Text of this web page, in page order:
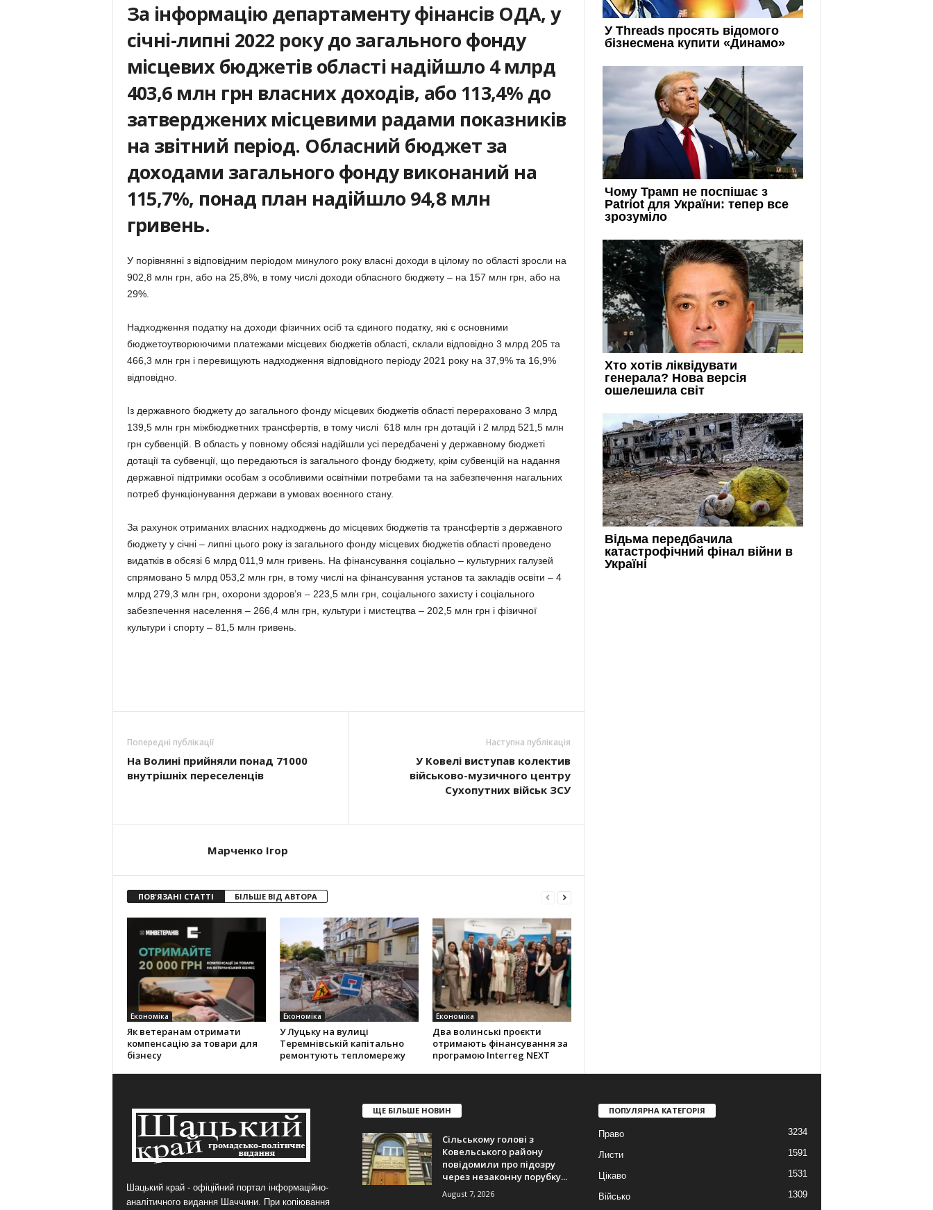
За інформацію департаменту фінансів ОДА, у
січні-липні 2022 року до загального фонду
місцевих бюджетів області надійшло 4 млрд
403,6 млн грн власних доходів, або 113,4% до
затверджених місцевими радами показників
на звітний період. Обласний бюджет за
доходами загального фонду виконаний на
115,7%, понад план надійшло 94,8 млн
гривень.
У порівнянні з відповідним періодом минулого року власні доходи в цілому по області зросли на
902,8 млн грн, або на 25,8%, в тому числі доходи обласного бюджету – на 157 млн грн, або на
29%.
Надходження податку на доходи фізичних осіб та єдиного податку, які є основними
бюджетоутворюючими платежами місцевих бюджетів області, склали відповідно 3 млрд 205 та
466,3 млн грн і перевищують надходження відповідного періоду 2021 року на 37,9% та 16,9%
відповідно.
Із державного бюджету до загального фонду місцевих бюджетів області перераховано 3 млрд
139,5 млн грн міжбюджетних трансфертів, в тому числі 618 млн грн дотацій і 2 млрд 521,5 млн
грн субвенцій. В область у повному обсязі надійшли усі передбачені у державному бюджеті
дотації та субвенції, що передаються із загального фонду бюджету, крім субвенцій на надання
державної підтримки особам з особливими освітніми потребами та на забезпечення нагальних
потреб функціонування держави в умовах воєнного стану.
За рахунок отриманих власних надходжень до місцевих бюджетів та трансфертів з державного
бюджету у січні – липні цього року із загального фонду місцевих бюджетів області проведено
видатків в обсязі 6 млрд 011,9 млн гривень. На фінансування соціально – культурних галузей
спрямовано 5 млрд 053,2 млн грн, в тому числі на фінансування установ та закладів освіти – 4
млрд 279,3 млн грн, охорони здоров’я – 223,5 млн грн, соціального захисту і соціального
забезпечення населення – 266,4 млн грн, культури і мистецтва – 202,5 млн грн і фізичної
культури і спорту – 81,5 млн гривень.
Попередні публікації
На Волині прийняли понад 71000
внутрішніх переселенців
Наступна публікація
У Ковелі виступав колектив
військово-музичного центру
Сухопутних військ ЗСУ
Марченко Ігор
ПОВ'ЯЗАНІ СТАТТІ БІЛЬШЕ ВІД АВТОРА
Економіка
Як ветеранам отримати
компенсацію за товари для
бізнесу
Економіка
У Луцьку на вулиці
Теремнівській капітально
ремонтують тепломережу
Економіка
Два волинські проєкти
отримають фінансування за
програмою Interreg NEXT
Шацький край - офіційний портал інформаційно-
аналітичного видання Шаччини. При копіювання
ЩЕ БІЛЬШЕ НОВИН
Сільському голові з
Ковельського району
повідомили про підозру
через незаконну порубку...
August 7, 2026
ПОПУЛЯРНА КАТЕГОРІЯ
Право 3234
Листи 1591
Цікаво 1531
Військо
1309